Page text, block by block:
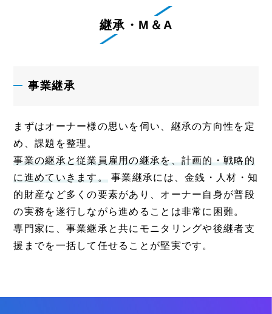
継承・M＆A
事業継承
まずはオーナー様の思いを伺い、継承の方向性を定
め、課題を整理。
事業の継承と従業員雇用の継承を、計画的・戦略的
に進めていきます。事業継承には、金銭・人材・知
的財産など多くの要素があり、オーナー自身が普段
の実務を遂行しながら進めることは非常に困難。
専門家に、事業継承と共にモニタリングや後継者支
援までを一括して任せることが堅実です。